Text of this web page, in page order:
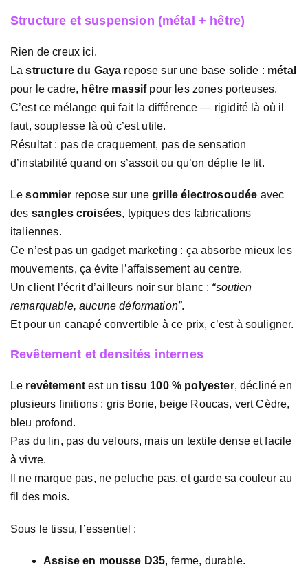
Structure et suspension (métal + hêtre)
Rien de creux ici.
Lastructure du Gaya repose sur une base solide : métal
pour le cadre, hêtre massifpour les zones porteuses.
C’est ce mélange qui fait la différence — rigidité là où il
faut, souplesse là où c’est utile.
Résultat : pas de craquement, pas de sensation
d’instabilité quand on s’assoit ou qu’on déplie le lit.
Lesommier repose sur unegrille électrosoudée avec
des sangles croisées, typiques des fabrications
italiennes.
Ce n’est pas un gadget marketing : ça absorbe mieux les
mouvements, ça évite l’affaissement au centre.
Un client l’écrit d’ailleurs noir sur blanc : “soutien
remarquable, aucune déformation”.
Et pour un canapé convertible à ce prix, c’est à souligner.
Revêtement et densités internes
Le revêtementest untissu 100 % polyester, décliné en
plusieurs finitions : gris Borie, beige Roucas, vert Cèdre,
bleu profond.
Pas du lin, pas du velours, mais un textile dense et facile
à vivre.
Il ne marque pas, ne peluche pas, et garde sa couleur au
fil des mois.
Sous le tissu, l’essentiel :
Assise en mousse D35, ferme, durable.